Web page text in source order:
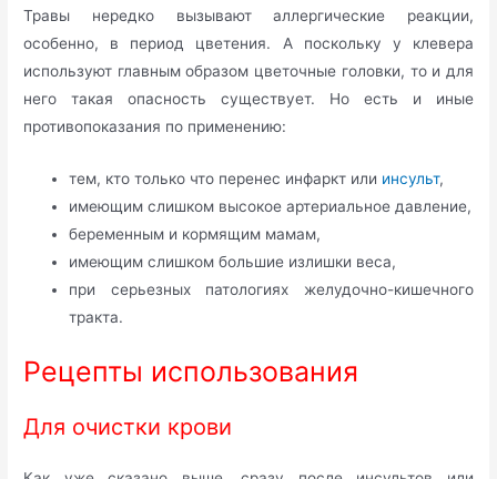
Травы нередко вызывают аллергические реакции,
особенно, в период цветения. А поскольку у клевера
используют главным образом цветочные головки, то и для
него такая опасность существует. Но есть и иные
противопоказания по применению:
тем, кто только что перенес инфаркт или инсульт,
имеющим слишком высокое артериальное давление,
беременным и кормящим мамам,
имеющим слишком большие излишки веса,
при серьезных патологиях желудочно-кишечного
тракта.
Рецепты использования
Для очистки крови